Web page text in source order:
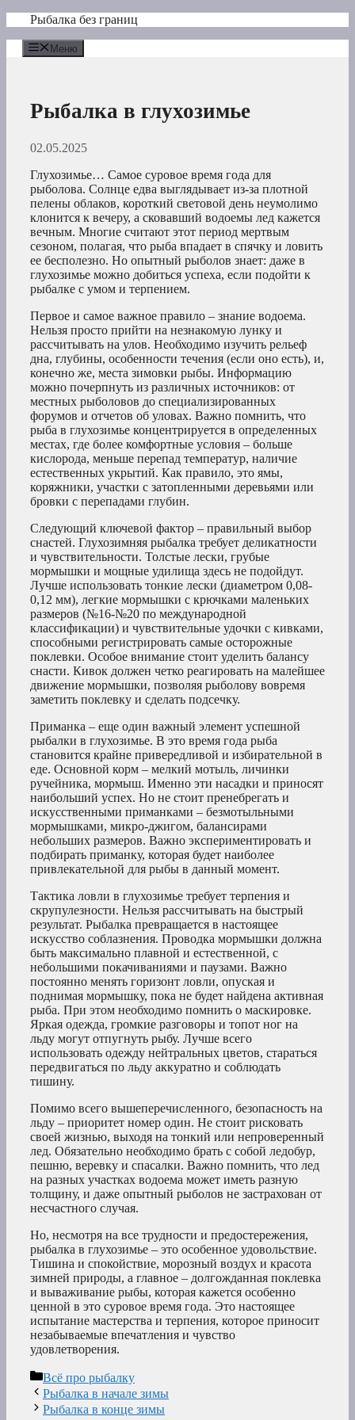
Перейти
содержимому
Рыбалка без границ
Меню
Рыбалка в глухозимье
02.05.2025
Глухозимье… Самое суровое время года для
рыболова. Солнце едва выглядывает из-за плотной
пелены облаков, короткий световой день неумолимо
клонится к вечеру, а сковавший водоемы лед кажется
вечным. Многие считают этот период мертвым
сезоном, полагая, что рыба впадает в спячку и ловить
ее бесполезно. Но опытный рыболов знает: даже в
глухозимье можно добиться успеха, если подойти к
рыбалке с умом и терпением.
Первое и самое важное правило – знание водоема.
Нельзя просто прийти на незнакомую лунку и
рассчитывать на улов. Необходимо изучить рельеф
дна, глубины, особенности течения (если оно есть), и,
конечно же, места зимовки рыбы. Информацию
можно почерпнуть из различных источников: от
местных рыболовов до специализированных
форумов и отчетов об уловах. Важно помнить, что
рыба в глухозимье концентрируется в определенных
местах, где более комфортные условия – больше
кислорода, меньше перепад температур, наличие
естественных укрытий. Как правило, это ямы,
коряжники, участки с затопленными деревьями или
бровки с перепадами глубин.
Следующий ключевой фактор – правильный выбор
снастей. Глухозимняя рыбалка требует деликатности
и чувствительности. Толстые лески, грубые
мормышки и мощные удилища здесь не подойдут.
Лучше использовать тонкие лески (диаметром 0,08-
0,12 мм), легкие мормышки с крючками маленьких
размеров (№16-№20 по международной
классификации) и чувствительные удочки с кивками,
способными регистрировать самые осторожные
поклевки. Особое внимание стоит уделить балансу
снасти. Кивок должен четко реагировать на малейшее
движение мормышки, позволяя рыболову вовремя
заметить поклевку и сделать подсечку.
Приманка – еще один важный элемент успешной
рыбалки в глухозимье. В это время года рыба
становится крайне привередливой и избирательной в
еде. Основной корм – мелкий мотыль, личинки
ручейника, мормыш. Именно эти насадки и приносят
наибольший успех. Но не стоит пренебрегать и
искусственными приманками – безмотыльными
мормышками, микро-джигом, балансирами
небольших размеров. Важно экспериментировать и
подбирать приманку, которая будет наиболее
привлекательной для рыбы в данный момент.
Тактика ловли в глухозимье требует терпения и
скрупулезности. Нельзя рассчитывать на быстрый
результат. Рыбалка превращается в настоящее
искусство соблазнения. Проводка мормышки должна
быть максимально плавной и естественной, с
небольшими покачиваниями и паузами. Важно
постоянно менять горизонт ловли, опуская и
поднимая мормышку, пока не будет найдена активная
рыба. При этом необходимо помнить о маскировке.
Яркая одежда, громкие разговоры и топот ног на
льду могут отпугнуть рыбу. Лучше всего
использовать одежду нейтральных цветов, стараться
передвигаться по льду аккуратно и соблюдать
тишину.
Помимо всего вышеперечисленного, безопасность на
льду – приоритет номер один. Не стоит рисковать
своей жизнью, выходя на тонкий или непроверенный
лед. Обязательно необходимо брать с собой ледобур,
пешню, веревку и спасалки. Важно помнить, что лед
на разных участках водоема может иметь разную
толщину, и даже опытный рыболов не застрахован от
несчастного случая.
Но, несмотря на все трудности и предостережения,
рыбалка в глухозимье – это особенное удовольствие.
Тишина и спокойствие, морозный воздух и красота
зимней природы, а главное – долгожданная поклевка
и вываживание рыбы, которая кажется особенно
ценной в это суровое время года. Это настоящее
испытание мастерства и терпения, которое приносит
незабываемые впечатления и чувство
удовлетворения.
Рубрики
Всё про рыбалку
Рыбалка в начале зимы
Рыбалка в конце зимы